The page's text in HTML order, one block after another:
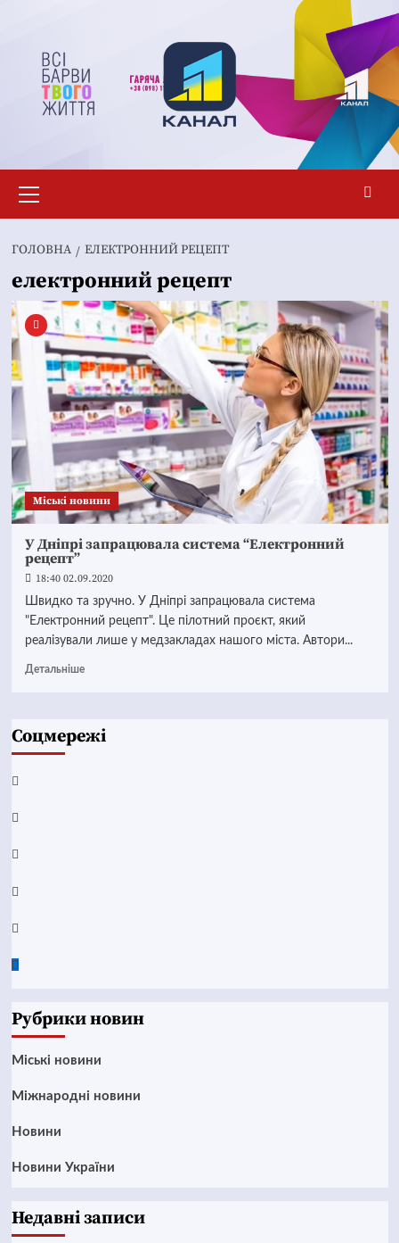
вмісту
меню
ГОЛОВНА ЕЛЕКТРОННИЙ РЕЦЕПТ
електронний рецепт
Mіські новини
У Дніпрі запрацювала система “Електронний
рецепт”
18:40 02.09.2020
Швидко та зручно. У Дніпрі запрацювала система
"Електронний рецепт". Це пілотний проєкт, який
реалізували лише у медзакладах нашого міста. Автори...
Детальніше
Соцмережі
Facebook
YouTube
Telegram
Instagram
Twitter
Google
Рубрики новин
Mіські новини
Міжнародні новини
Новини
Новини України
Недавні записи